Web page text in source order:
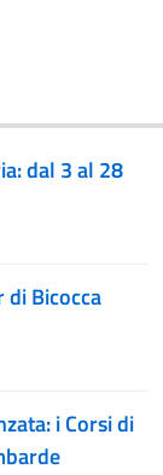
dal 3 al 28
Bicocca
i Corsi di